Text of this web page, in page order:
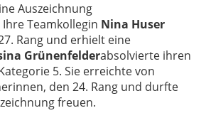
Auszeichnung
Teamkollegin Nina Huser
Rang und erhielt eine
Grünenfelderabsolvierte ihren
5. Sie erreichte von
den 24. Rang und durfte
freuen.